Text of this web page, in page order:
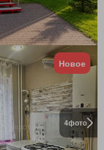
4фото
Новое